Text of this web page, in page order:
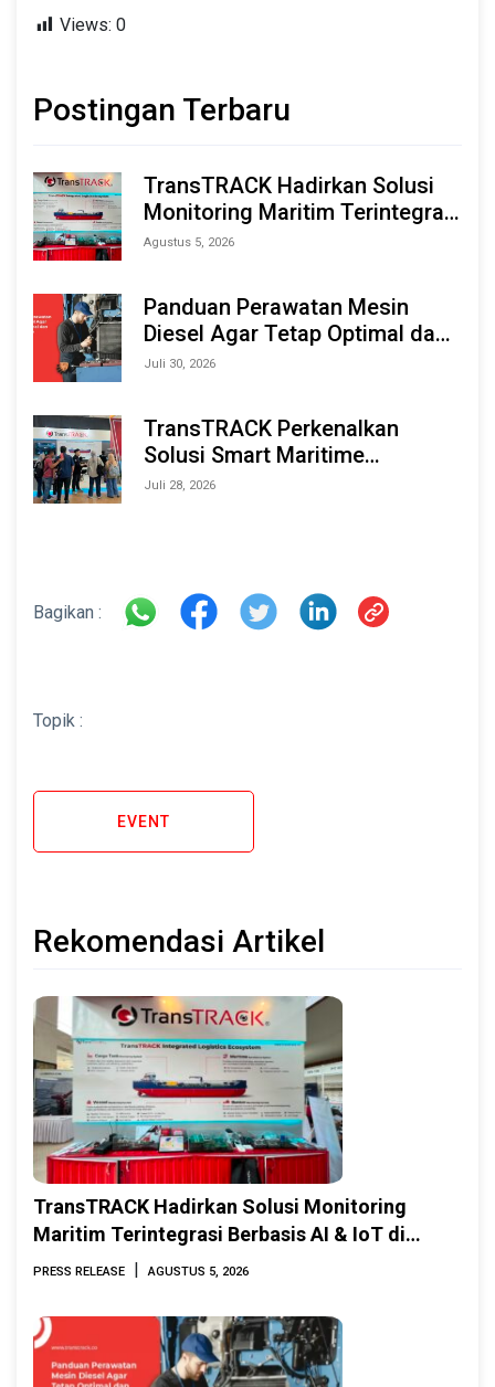
Views: 0
Postingan Terbaru
TransTRACK Hadirkan Solusi
Monitoring Maritim Terintegrasi
Berbasis AI & IoT di Indonesia
2026
Agustus 5, 2026
Panduan Perawatan Mesin
Diesel Agar Tetap Optimal dan
Tahan Lama
Juli 30, 2026
TransTRACK Perkenalkan
Solusi Smart Maritime
Monitoring Berbasis AI dan IoT
Juli 28, 2026
Bagikan :
Topik :
EVENT
Rekomendasi Artikel
TransTRACK Hadirkan Solusi Monitoring
Maritim Terintegrasi Berbasis AI & IoT di
Indonesia Marine & Offshore Expo (IMOX)
PRESS RELEASE | AGUSTUS 5, 2026